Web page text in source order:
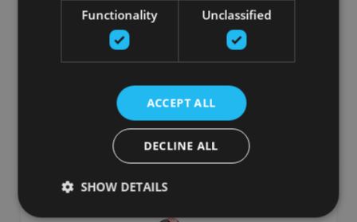
KOPŠANAI
THERABODY
pievienot grozam
Functionality Unclassified
ACCEPT ALL
DECLINE ALL
SHOW DETAILS